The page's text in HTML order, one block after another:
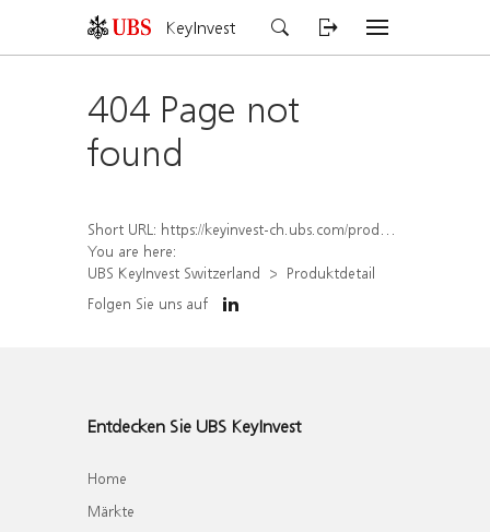
KeyInvest
404 Page not
found
Short URL: https://keyinvest-ch.ubs.com/produkt/detail/index/isin/CH1554892492
You are here:
UBS KeyInvest Switzerland
Produktdetail
Folgen Sie uns auf
Entdecken Sie UBS KeyInvest
Home
Märkte